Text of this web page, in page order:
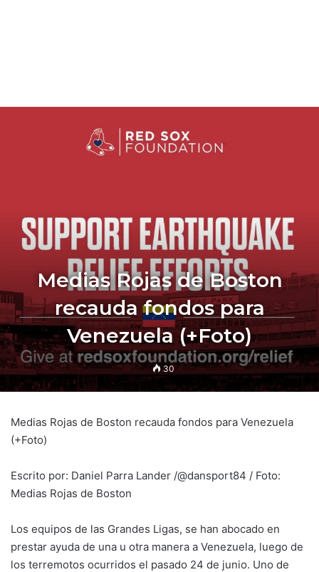
Medias Rojas de Boston
recauda fondos para
Venezuela (+Foto)
30
Medias Rojas de Boston recauda fondos para Venezuela
(+Foto)
Escrito por: Daniel Parra Lander /@dansport84 / Foto:
Medias Rojas de Boston
Los equipos de las Grandes Ligas, se han abocado en
prestar ayuda de una u otra manera a Venezuela, luego de
los terremotos ocurridos el pasado 24 de junio. Uno de